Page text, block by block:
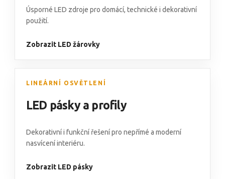
Úsporné LED zdroje pro domácí, technické i dekorativní
použití.
Zobrazit LED žárovky
LINEÁRNÍ OSVĚTLENÍ
LED pásky a profily
Dekorativní i funkční řešení pro nepřímé a moderní
nasvícení interiéru.
Zobrazit LED pásky